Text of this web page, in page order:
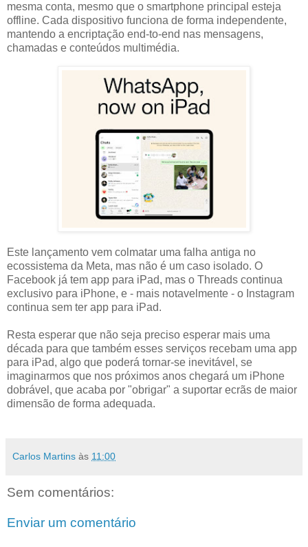
mesma conta, mesmo que o smartphone principal esteja
offline. Cada dispositivo funciona de forma independente,
mantendo a encriptação end-to-end nas mensagens,
chamadas e conteúdos multimédia.
Este lançamento vem colmatar uma falha antiga no
ecossistema da Meta, mas não é um caso isolado. O
Facebook já tem app para iPad, mas o Threads continua
exclusivo para iPhone, e - mais notavelmente - o Instagram
continua sem ter app para iPad.
Resta esperar que não seja preciso esperar mais uma
década para que também esses serviços recebam uma app
para iPad, algo que poderá tornar-se inevitável, se
imaginarmos que nos próximos anos chegará um iPhone
dobrável, que acaba por "obrigar" a suportar ecrãs de maior
dimensão de forma adequada.
Carlos Martins às 11:00
Sem comentários:
Enviar um comentário